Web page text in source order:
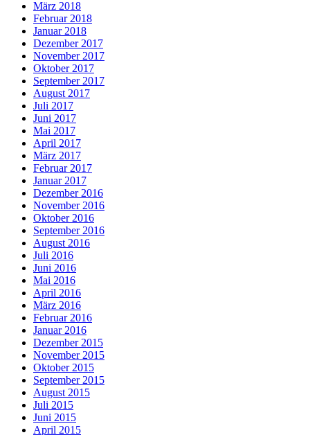
März 2018
Februar 2018
Januar 2018
Dezember 2017
November 2017
Oktober 2017
September 2017
August 2017
Juli 2017
Juni 2017
Mai 2017
April 2017
März 2017
Februar 2017
Januar 2017
Dezember 2016
November 2016
Oktober 2016
September 2016
August 2016
Juli 2016
Juni 2016
Mai 2016
April 2016
März 2016
Februar 2016
Januar 2016
Dezember 2015
November 2015
Oktober 2015
September 2015
August 2015
Juli 2015
Juni 2015
April 2015